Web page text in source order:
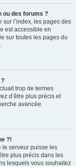
ou des forums ?
l’index, les pages des
est accessible en
sur toutes les pages du
trop de termes
d’être plus précis et
avancée.
?!
le serveur puisse les
plus précis dans les
lesquels vous souhaitez